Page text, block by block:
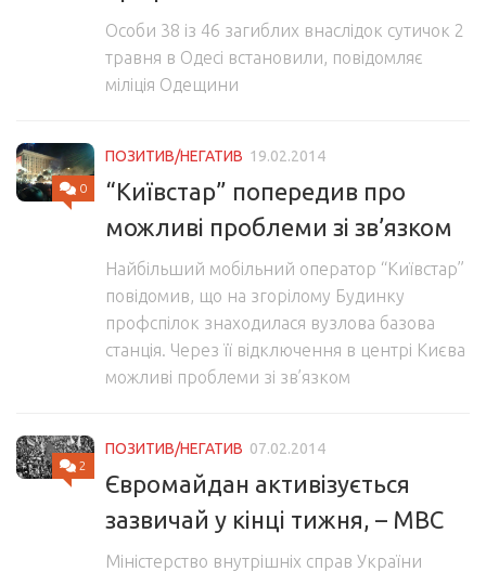
Особи 38 із 46 загиблих внаслідок сутичок 2
травня в Одесі встановили, повідомляє
міліція Одещини
0
ПОЗИТИВ/НЕГАТИВ 19.02.2014
“Київстар” попередив про
можливі проблеми зі зв’язком
Найбільший мобільний оператор “Київстар”
повідомив, що на згорілому Будинку
профспілок знаходилася вузлова базова
станція. Через її відключення в центрі Києва
можливі проблеми зі зв’язком
2
ПОЗИТИВ/НЕГАТИВ 07.02.2014
Євромайдан активізується
зазвичай у кінці тижня, – МВС
Міністерство внутрішніх справ України